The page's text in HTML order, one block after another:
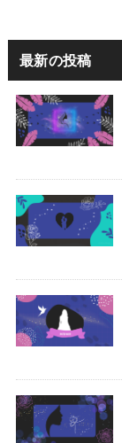
最新の投稿